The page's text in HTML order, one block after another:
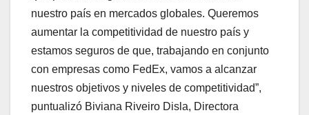
nuestro país en mercados globales. Queremos
aumentar la competitividad de nuestro país y
estamos seguros de que, trabajando en conjunto
con empresas como FedEx, vamos a alcanzar
nuestros objetivos y niveles de competitividad”,
puntualizó Biviana Riveiro Disla, Directora